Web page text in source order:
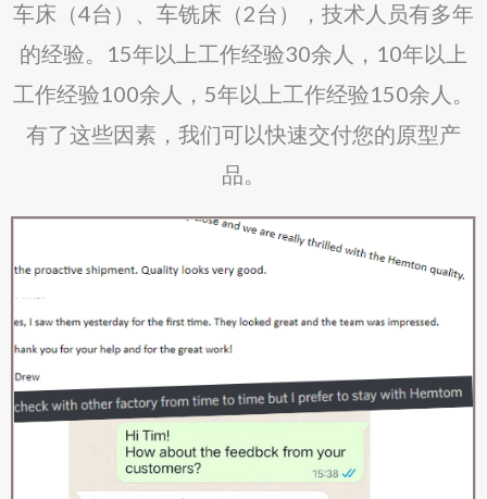
车床（4台）、车铣床（2台），技术人员有多年
的经验。15年以上工作经验30余人，10年以上
工作经验100余人，5年以上工作经验150余人。
有了这些因素，我们可以快速交付您的原型产
品。